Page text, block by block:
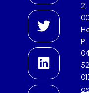
2,
P.